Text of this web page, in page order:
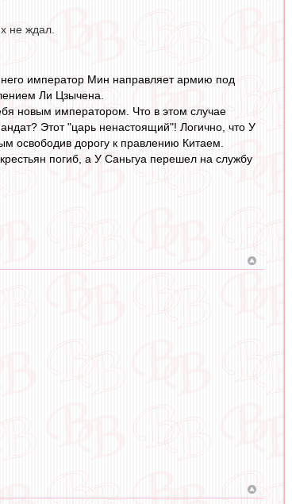
не ждал.
император Мин направляет армию под
Ли Цзычена.
новым императором. Что в этом случае
Этот "царь ненастоящий"! Логично, что У
освободив дорогу к правлению Китаем.
погиб, а У Саньгуа перешел на службу